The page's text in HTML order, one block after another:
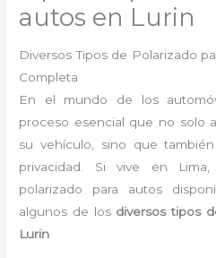
autos en Lurin
Diversos Tipos de Polarizado
Completa
En el mundo de los
proceso esencial que no solo
su vehículo, sino que
privacidad. Si vive en
polarizado para autos
algunos de los diversos tipos
Lurin